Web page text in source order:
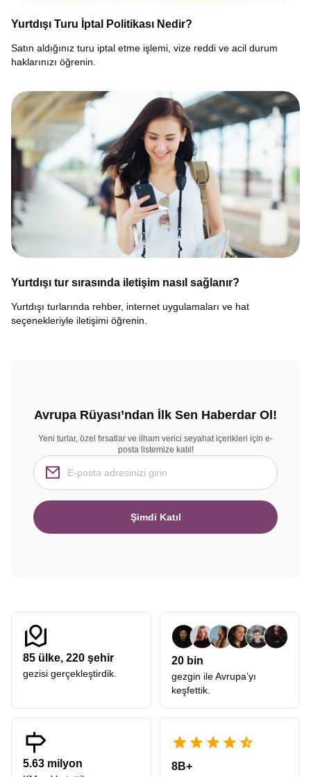
Yurtdışı Turu İptal Politikası Nedir?
Satın aldığınız turu iptal etme işlemi, vize reddi ve acil durum
haklarınızı öğrenin.
Yurtdışı tur sırasında iletişim nasıl sağlanır?
Yurtdışı turlarında rehber, internet uygulamaları ve hat
seçenekleriyle iletişimi öğrenin.
Avrupa Rüyası’ndan İlk Sen Haberdar Ol!
Yeni turlar, özel fırsatlar ve ilham verici seyahat içerikleri için e-
posta listemize katıl!
Şimdi Katıl
85 ülke, 220 şehir
gezisi gerçekleştirdik.
20 bin
gezgin ile Avrupa’yı
keşfettik.
5.63 milyon 8B+